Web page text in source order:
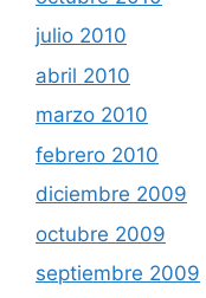
julio 2010
abril 2010
marzo 2010
febrero 2010
diciembre 2009
octubre 2009
septiembre 2009